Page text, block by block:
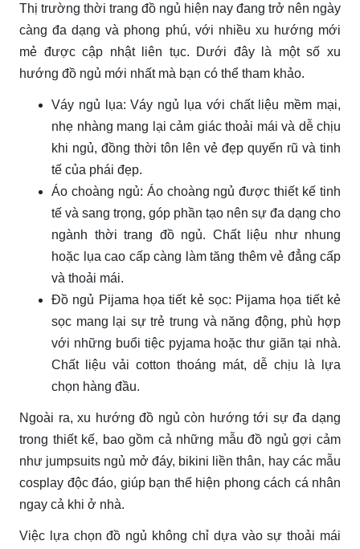
Thị trường thời trang đồ ngủ hiện nay đang trở nên ngày
càng đa dạng và phong phú, với nhiều xu hướng mới
mẻ được cập nhật liên tục. Dưới đây là một số xu
hướng đồ ngủ mới nhất mà bạn có thể tham khảo.
Váy ngủ lụa: Váy ngủ lụa với chất liệu mềm mại,
nhẹ nhàng mang lại cảm giác thoải mái và dễ chịu
khi ngủ, đồng thời tôn lên vẻ đẹp quyến rũ và tinh
tế của phái đẹp.
Áo choàng ngủ: Áo choàng ngủ được thiết kế tinh
tế và sang trọng, góp phần tạo nên sự đa dạng cho
ngành thời trang đồ ngủ. Chất liệu như nhung
hoặc lụa cao cấp càng làm tăng thêm vẻ đẳng cấp
và thoải mái.
Đồ ngủ Pijama họa tiết kẻ sọc: Pijama họa tiết kẻ
sọc mang lại sự trẻ trung và năng động, phù hợp
với những buổi tiệc pyjama hoặc thư giãn tại nhà.
Chất liệu vải cotton thoáng mát, dễ chịu là lựa
chọn hàng đầu.
Ngoài ra, xu hướng đồ ngủ còn hướng tới sự đa dạng
trong thiết kế, bao gồm cả những mẫu đồ ngủ gợi cảm
như jumpsuits ngủ mở đáy, bikini liền thân, hay các mẫu
cosplay độc đáo, giúp bạn thể hiện phong cách cá nhân
ngay cả khi ở nhà.
Việc lựa chọn đồ ngủ không chỉ dựa vào sự thoải mái